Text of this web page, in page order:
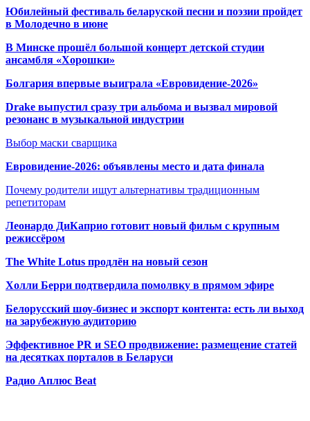
Юбилейный фестиваль беларуской песни и поэзии пройдет
в Молодечно в июне
В Минске прошёл большой концерт детской студии
ансамбля «Хорошки»
Болгария впервые выиграла «Евровидение-2026»
Drake выпустил сразу три альбома и вызвал мировой
резонанс в музыкальной индустрии
Выбор маски сварщика
Евровидение-2026: объявлены место и дата финала
Почему родители ищут альтернативы традиционным
репетиторам
Леонардо ДиКаприо готовит новый фильм с крупным
режиссёром
The White Lotus продлён на новый сезон
Холли Берри подтвердила помолвку в прямом эфире
Белорусский шоу-бизнес и экспорт контента: есть ли выход
на зарубежную аудиторию
Эффективное PR и SEO продвижение: размещение статей
на десятках порталов в Беларуси
Радио Аплюс Beat